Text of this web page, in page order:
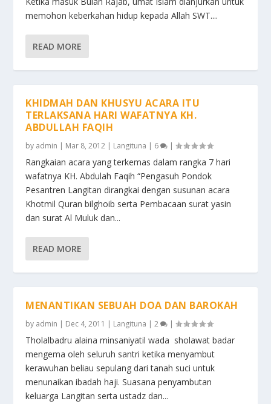
memohon keberkahan hidup kepada Allah SWT....
READ MORE
KHIDMAH DAN KHUSYU ACARA ITU
TERLAKSANA HARI WAFATNYA KH.
ABDULLAH FAQIH
by admin | Mar 8, 2012 | Langituna | 6 |
Rangkaian acara yang terkemas dalam rangka 7 hari
wafatnya KH. Abdulah Faqih “Pengasuh Pondok
Pesantren Langitan dirangkai dengan susunan acara
Khotmil Quran bilghoib serta Pembacaan surat yasin
dan surat Al Muluk dan...
READ MORE
MENANTIKAN SEBUAH DOA DAN BAROKAH
by admin | Dec 4, 2011 | Langituna |2 |
Tholalbadru alaina minsaniyatil wada sholawat badar
mengema oleh seluruh santri ketika menyambut
kerawuhan beliau sepulang dari tanah suci untuk
menunaikan ibadah haji. Suasana penyambutan
keluarga Langitan serta ustadz dan...